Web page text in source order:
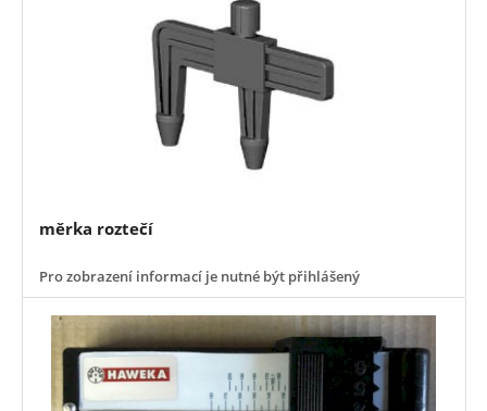
měrka roztečí
Pro zobrazení informací je nutné být přihlášený